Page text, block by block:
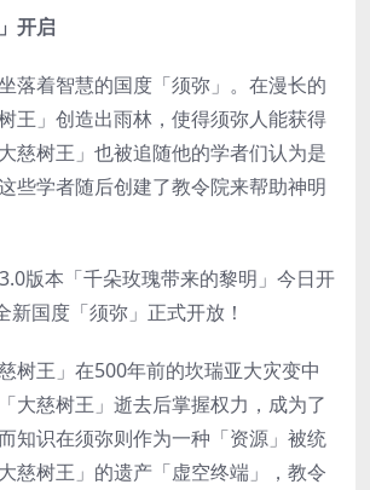
开启
落着智慧的国度「须弥」。在漫长的
王」创造出雨林，使得须弥人能获得
慈树王」也被追随他的学者们认为是
些学者随后创建了教令院来帮助神明
树王」在500年前的坎瑞亚大灾变中
大慈树王」逝去后掌握权力，成为了
知识在须弥则作为一种「资源」被统
慈树王」的遗产「虚空终端」，教令